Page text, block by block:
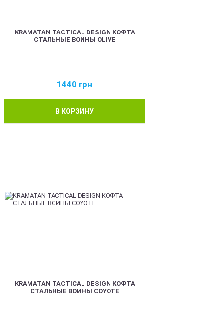
KRAMATAN TACTICAL DESIGN КОФТА
СТАЛЬНЫЕ ВОИНЫ OLIVE
1440 грн
В КОРЗИНУ
KRAMATAN TACTICAL DESIGN КОФТА
СТАЛЬНЫЕ ВОИНЫ COYOTE